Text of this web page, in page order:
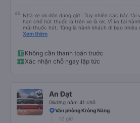
Nhà xe ok đón đúng giờ . Tuy nhiên các bác tài
hạn chế hút thuốc lá trên xe là ok. Vì ko fai
mùi thuốc hút. Từng là hành khách đi bao nhiêu
, nhưng hãy theo cách vận hành của Phương
Xem thêm
Không cần thanh toán trước
Xác nhận chỗ ngay lập tức
An Đạt
Giường nằm 41 chỗ
Văn phòng Krông Năng
12 giờ